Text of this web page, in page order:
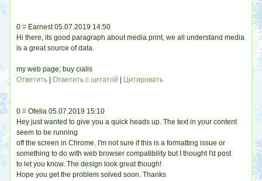
0 # Earnest 05.07.2019 14:50
Hi there, its good paragraph about media print, we all understand media
is a great source of data.
my web page; buy cialis
Ответить |Ответить с цитатой Цитировать
0 # Ofelia 05.07.2019 15:10
Hey just wanted to give you a quick heads up. The text in your content
seem to be running
off the screen in Chrome. I'm not sure if this is a formatting issue or
something to do with web browser compatibility but I thought I'd post
to let you know. The design look great though!
Hope you get the problem solved soon. Thanks